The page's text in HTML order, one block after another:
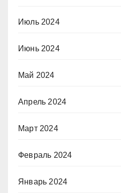
Июль 2024
Июнь 2024
Май 2024
Апрель 2024
Март 2024
Февраль 2024
Январь 2024